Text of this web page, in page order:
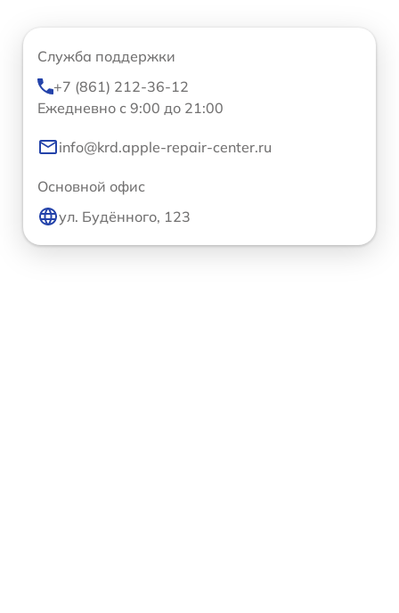
Служба поддержки
+7 (861) 212-36-12
Ежедневно с 9:00 до 21:00
info@krd.apple-repair-center.ru
Основной офис
ул. Будённого, 123